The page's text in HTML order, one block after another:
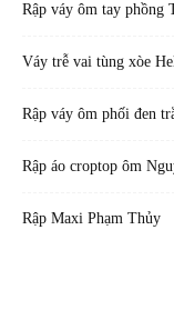
Rập váy ôm tay phồng
Váy trễ vai tùng xòe
Rập váy ôm phối đen
Rập áo croptop ôm
Rập Maxi Phạm Thủy